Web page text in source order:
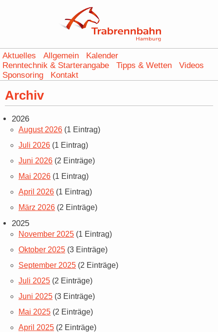
Aktuelles Allgemein
Kalender
Renntechnik & Starterangabe
Tipps & Wetten
Videos
Sponsoring
Kontakt
Archiv
2026
August 2026 (1 Eintrag)
Juli 2026 (1 Eintrag)
Juni 2026 (2 Einträge)
Mai 2026 (1 Eintrag)
April 2026 (1 Eintrag)
März 2026 (2 Einträge)
2025
November 2025 (1 Eintrag)
Oktober 2025 (3 Einträge)
September 2025 (2 Einträge)
Juli 2025 (2 Einträge)
Juni 2025 (3 Einträge)
Mai 2025 (2 Einträge)
April 2025 (2 Einträge)